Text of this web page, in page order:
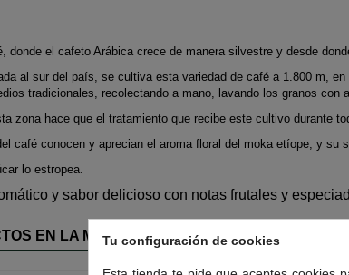
donde el cafeto Arábica crece de manera silvestre y desde
al sur del país, se cultiva esta variedad de café a 1.800 m,
tradicionales, recolectando a mano, lavando los granos con
zona hace que el tratamiento que recibe este cultivo durante
café conocen y aprecian el aroma floral del moka etíope, y
lo estropea.
y sabor delicioso con notas frutales y
EN LA MISMA CATEGORÍA:
Tu configuración de cookies